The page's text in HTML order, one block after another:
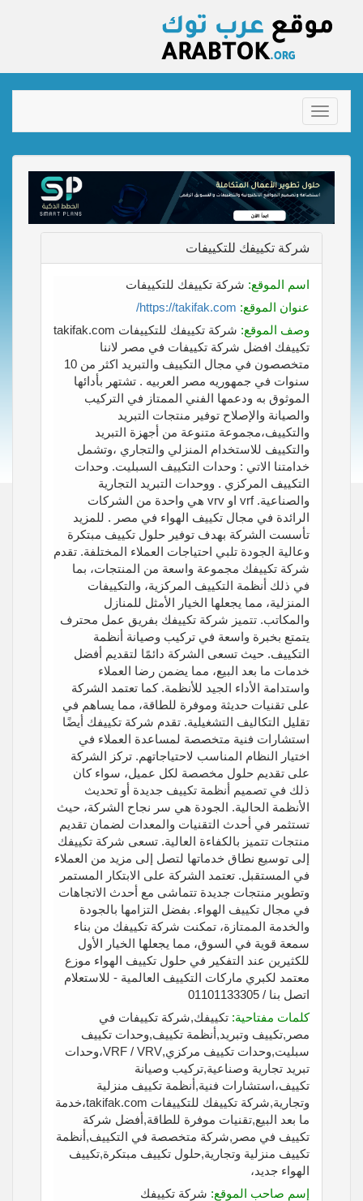
Toggle
navigation
شركة تكييفك للتكييفات
اسم الموقع: شركة تكييفك للتكييفات
عنوان الموقع: https://takifak.com/
وصف الموقع:
شركة تكييفك للتكييفات takifak.com
تكييفك افضل شركة تكييفات في مصر لاننا
متخصصون في مجال التكييف والتبريد اكثر من 10
سنوات في جمهوريه مصر العربيه . تشتهر بأدائها
الموثوق به ودعمها الفني الممتاز في التركيب
والصيانة والإصلاح توفير منتجات التبريد
والتكييف،مجموعة متنوعة من أجهزة التبريد
والتكييف للاستخدام المنزلي والتجاري ،وتشمل
خدامتنا الاتي : وحدات التكييف السبليت. وحدات
التكييف المركزي . ووحدات التبريد التجارية
والصناعية. vrf او vrv هي واحدة من الشركات
الرائدة في مجال تكييف الهواء في مصر . للمزيد
تأسست الشركة بهدف توفير حلول تكييف مبتكرة
وعالية الجودة تلبي احتياجات العملاء المختلفة. تقدم
شركة تكييفك مجموعة واسعة من المنتجات، بما
في ذلك أنظمة التكييف المركزية، والتكييفات
المنزلية، مما يجعلها الخيار الأمثل للمنازل
والمكاتب. تتميز شركة تكييفك بفريق عمل محترف
يتمتع بخبرة واسعة في تركيب وصيانة أنظمة
التكييف. حيث تسعى الشركة دائمًا لتقديم أفضل
خدمات ما بعد البيع، مما يضمن رضا العملاء
واستدامة الأداء الجيد للأنظمة. كما تعتمد الشركة
على تقنيات حديثة وموفرة للطاقة، مما يساهم في
تقليل التكاليف التشغيلية. تقدم شركة تكييفك أيضًا
استشارات فنية متخصصة لمساعدة العملاء في
اختيار النظام المناسب لاحتياجاتهم. تركز الشركة
على تقديم حلول مخصصة لكل عميل، سواء كان
ذلك في تصميم أنظمة تكييف جديدة أو تحديث
الأنظمة الحالية. الجودة هي سر نجاح الشركة، حيث
تستثمر في أحدث التقنيات والمعدات لضمان تقديم
منتجات تتميز بالكفاءة العالية. تسعى شركة تكييفك
إلى توسيع نطاق خدماتها لتصل إلى مزيد من العملاء
في المستقبل. تعتمد الشركة على الابتكار المستمر
وتطوير منتجات جديدة تتماشى مع أحدث الاتجاهات
في مجال تكييف الهواء. بفضل التزامها بالجودة
والخدمة الممتازة، تمكنت شركة تكييفك من بناء
سمعة قوية في السوق، مما يجعلها الخيار الأول
للكثيرين عند التفكير في حلول تكييف الهواء موزع
معتمد لكبري ماركات التكييف العالمية - للاستعلام
اتصل بنا / 01101133305
كلمات مفتاحية: تكييفك,شركة تكييفات في
مصر,تكييف وتبريد,أنظمة تكييف,وحدات تكييف
سبليت,وحدات تكييف مركزي,VRF / VRV،وحدات
تبريد تجارية وصناعية,تركيب وصيانة
تكييف،استشارات فنية,أنظمة تكييف منزلية
وتجارية,شركة تكييفك للتكييفات takifak.com،خدمة
ما بعد البيع,تقنيات موفرة للطاقة,أفضل شركة
تكييف في مصر,شركة متخصصة في التكييف,أنظمة
تكييف منزلية وتجارية,حلول تكييف مبتكرة,تكييف
الهواء جديد،
إسم صاحب الموقع: شركة تكييفك